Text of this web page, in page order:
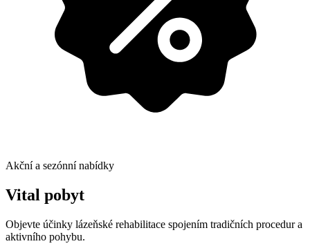
Akční a sezónní nabídky
Vital pobyt
Objevte účinky lázeňské rehabilitace spojením tradičních procedur a
aktivního pohybu.